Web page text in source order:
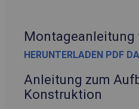
Montageanleitung
HERUNTERLADEN PDF
Anleitung zum
Konstruktion